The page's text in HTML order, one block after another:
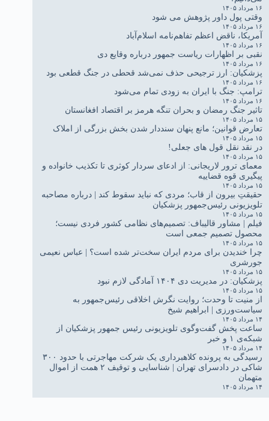
۱۶ مرداد ۱۴۰۵
وقتی پول داور پژوهش می شود
۱۶ مرداد ۱۴۰۵
آمریکا، ناقض اعظم تفاهم‌نامه اسلام‌آباد
۱۶ مرداد ۱۴۰۵
نقبی بر اظهارات ریاست جمهور درباره وقایع دی
۱۶ مرداد ۱۴۰۵
پزشکیان: ارز ترجیحی حذف نمی‌شد قحطی در جنگ قطعی بود
۱۶ مرداد ۱۴۰۵
ترامپ: جنگ با ایران به زودی تمام می‌شود
۱۶ مرداد ۱۴۰۵
تاثیر جنگ رمضان و بحران تنگه هرمز بر اقتصاد افغانستان
۱۵ مرداد ۱۴۰۵
تعارض قوانین؛ مانع پنهان سنددار شدن بخش بزرگی از املاک
۱۵ مرداد ۱۴۰۵
در نقد نقل قول های جعلی!
۱۵ مرداد ۱۴۰۵
معمای ترور لاریجانی: از ادعای سردار کوثری تا تکذیب خانواده و
پیگیری قوه قضاییه
۱۵ مرداد ۱۴۰۵
حقیقتِ بیرون از قاب؛ مردی که نباید سقوط کند | درباره مصاحبه
تلویزیونی رئیس‌جمهور پزشکیان
۱۵ مرداد ۱۴۰۵
فیلم | مشاور قالیباف: تصمیم‌های نظامی کشور فردی نیست؛
محصول تصمیم جمعی است
۱۵ مرداد ۱۴۰۵
چرا خندیدن برای مردم ایران سخت‌تر شده است؟ | عباس نعیمی
جورشری
۱۵ مرداد ۱۴۰۵
پزشکیان: در مدیریت دی ۱۴۰۴ آمادگی لازم نبود
۱۵ مرداد ۱۴۰۵
از منیت تا وحدت؛ روایت نگرش اخلاقی رئیس‌جمهور به
سیاست‌ورزی | ابراهیم شیخ
۱۴ مرداد ۱۴۰۵
ساعت پخش گفت‌وگوی تلویزیونی رئیس جمهور پزشکیان از
شبکه‌ی ۱ و خبر
۱۴ مرداد ۱۴۰۵
رسیدگی به پرونده کلاهبرداری یک شرکت مهاجرتی با حدود ۳۰۰
شاکی در دادسرای تهران | شناسایی و توقیف ۲ همت از اموال
متهمان
۱۴ مرداد ۱۴۰۵